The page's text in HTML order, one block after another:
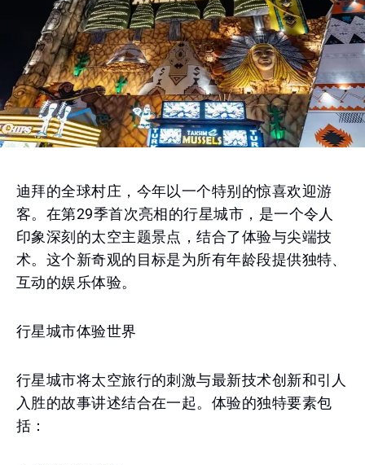
迪拜的全球村庄，今年以一个特别的惊喜欢迎游
客。在第29季首次亮相的行星城市，是一个令人
印象深刻的太空主题景点，结合了体验与尖端技
术。这个新奇观的目标是为所有年龄段提供独特、
互动的娱乐体验。
行星城市体验世界
行星城市将太空旅行的刺激与最新技术创新和引人
入胜的故事讲述结合在一起。体验的独特要素包
括：